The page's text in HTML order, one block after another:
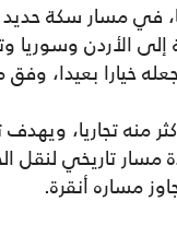
في مسار سكة حديد
الأردن وسوريا
خيارا بعيدا، وفق
منه تجاريا، ويهدف
تاريخي لنقل
مساره أنقرة.